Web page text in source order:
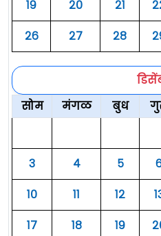
१९
२० २१
२६
२७ २८
सोम
मंगळ बुध
३
४ ५
१०
११ १२
१७
१८ १९